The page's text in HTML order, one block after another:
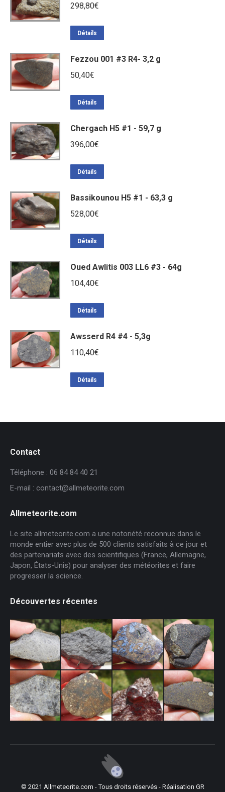
298,80€
Détails
Fezzou 001 #3 R4- 3,2 g
50,40€
Détails
Chergach H5 #1 - 59,7 g
396,00€
Détails
Bassikounou H5 #1 - 63,3 g
528,00€
Détails
Oued Awlitis 003 LL6 #3 - 64g
104,40€
Détails
Awsserd R4 #4 - 5,3g
110,40€
Détails
Contact
Téléphone : 06 84 84 40 21
E-mail : contact@allmeteorite.com
Allmeteorite.com
Le site allmeteorite.com a une notoriété reconnue dans le
monde entier avec plus de 500 clients satisfaits à ce jour et
des partenariats avec des scientifiques (France, Allemagne,
Japon, États-Unis) pour analyser des météorites et faire
progresser la science.
Découvertes récentes
© 2021 Allmeteorite.com - Tous droits réservés - Réalisation GR